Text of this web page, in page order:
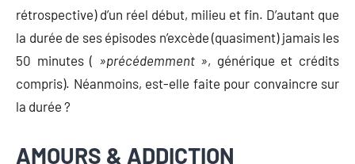
rétrospective) d’un réel début, milieu et fin. D’autant que
la durée de ses épisodes n’excède (quasiment) jamais les
50 minutes ( »précédemment », générique et crédits
compris). Néanmoins, est-elle faite pour convaincre sur
la durée ?
AMOURS & ADDICTION